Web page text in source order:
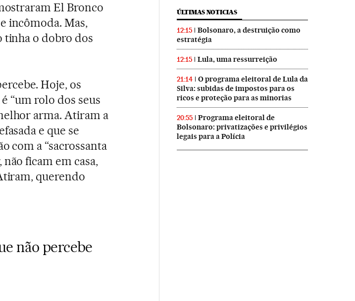
El Bronco
incômoda. Mas,
tinha o dobro dos
Hoje, os
“um rolo dos seus
arma. Atiram a
e que se
com a “sacrossanta
ficam em casa,
querendo
não percebe
ÚLTIMAS NOTICIAS
12:15
Bolsonaro, a destruição como
estratégia
12:15 Lula, uma ressurreição
21:14
O programa eleitoral de Lula da
Silva: subidas de impostos para os
ricos e proteção para as minorias
20:55
Programa eleitoral de
Bolsonaro: privatizações e privilégios
legais para a Polícia